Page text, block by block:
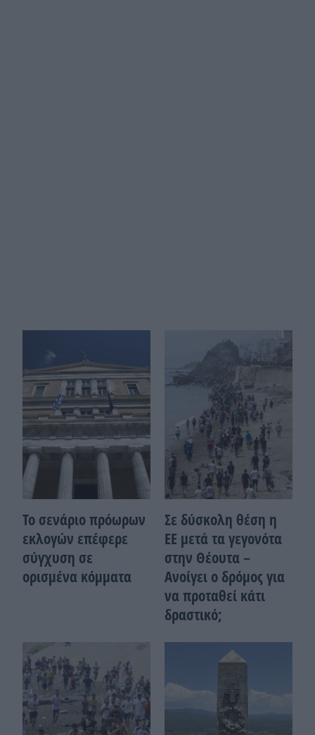
Το σενάριο πρόωρων
εκλογών επέφερε
σύγχυση σε
ορισμένα κόμματα
Σε δύσκολη θέση η
ΕΕ μετά τα γεγονότα
στην Θέουτα –
Ανοίγει ο δρόμος για
να προταθεί κάτι
δραστικό;